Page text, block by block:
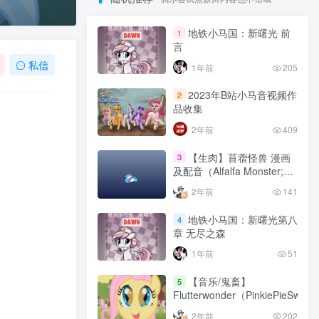
私信
1
地铁小马国：新曙光 前
言
1年前 205
2 2023年B站小马音视频作
品收集
2年前 409
3
【生肉】苜蓿怪兽 漫画
及配音（Alfalfa Monster;
Comic Dub）
2年前 141
4 地铁小马国：新曙光第八
章 无尽之森
1年前 51
5
【音乐/鬼畜】
Flutterwonder（PinkiePieSwear
2年前 202